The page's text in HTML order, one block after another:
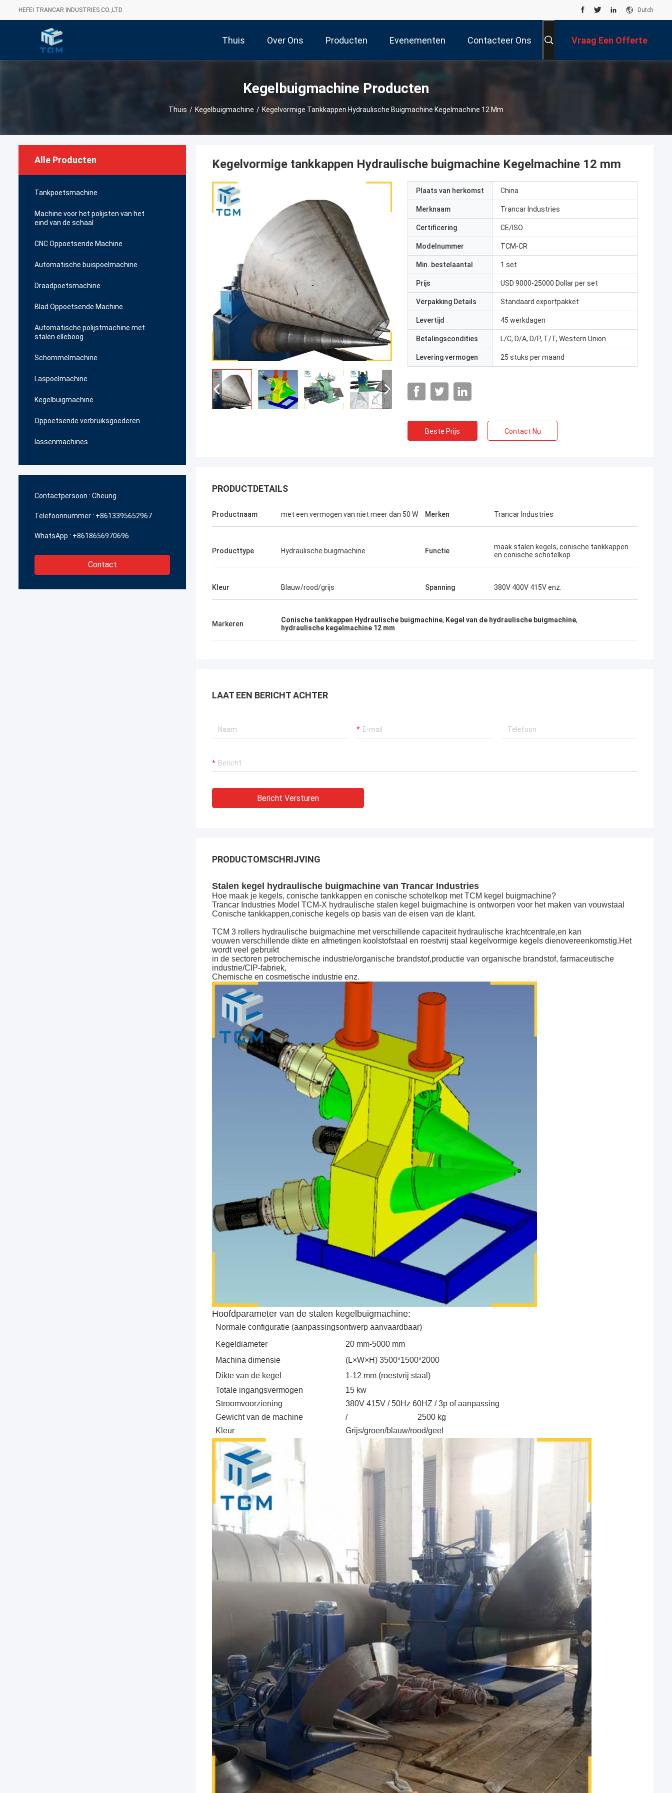
HEFEI TRANCAR INDUSTRIES CO.,LTD Dutch
Thuis Over Ons Producten Evenementen Contacteer Ons Vraag Een Offerte
Kegelbuigmachine Producten
Thuis / Kegelbuigmachine / Kegelvormige Tankkappen Hydraulische Buigmachine Kegelmachine 12 Mm
Alle Producten
Tankpoetsmachine
Machine voor het polijsten van het
eind van de schaal
CNC Oppoetsende Machine
Automatische buispoelmachine
Draadpoetsmachine
Blad Oppoetsende Machine
Automatische polijstmachine met
stalen elleboog
Schommelmachine
Laspoelmachine
Kegelbuigmachine
Oppoetsende verbruiksgoederen
lassenmachines
Contactpersoon : Cheung
Telefoonnummer : +8613395652967
WhatsApp : +8618656970696
Contact
Kegelvormige tankkappen Hydraulische buigmachine Kegelmachine 12 mm
Plaats van herkomst China
Merknaam Trancar Industries
Certificering CE/ISO
Modelnummer TCM-CR
Min. bestelaantal 1 set
Prijs USD 9000-25000 Dollar per set
Verpakking Details Standaard exportpakket
Levertijd 45 werkdagen
Betalingscondities L/C, D/A, D/P, T/T, Western Union
Levering vermogen 25 stuks per maand
Beste Prijs Contact Nu
PRODUCTDETAILS
Productnaam met een vermogen van niet meer dan 50 W Merken Trancar Industries
Producttype Hydraulische buigmachine Functie
maak stalen kegels, conische tankkappen
en conische schotelkop
Kleur Blauw/rood/grijs Spanning 380V 400V 415V enz.
Markeren Conische tankkappen Hydraulische buigmachine, Kegel van de hydraulische buigmachine,
hydraulische kegelmachine 12 mm
LAAT EEN BERICHT ACHTER
Bericht Versturen
PRODUCTOMSCHRIJVING
Stalen kegel hydraulische buigmachine van Trancar Industries
Hoe maak je kegels, conische tankkappen en conische schotelkop met TCM kegel buigmachine?
Trancar Industries Model TCM-X hydraulische stalen kegel buigmachine is ontworpen voor het maken van vouwstaal
Conische tankkappen,conische kegels op basis van de eisen van de klant.
TCM 3 rollers hydraulische buigmachine met verschillende capaciteit hydraulische krachtcentrale,en kan
vouwen verschillende dikte en afmetingen koolstofstaal en roestvrij staal kegelvormige kegels dienovereenkomstig.Het
wordt veel gebruikt
in de sectoren petrochemische industrie/organische brandstof,productie van organische brandstof, farmaceutische
industrie/CIP-fabriek,
Chemische en cosmetische industrie enz.
Hoofdparameter van de stalen kegelbuigmachine:
Normale configuratie (aanpassingsontwerp aanvaardbaar)
Kegeldiameter
20 mm-5000 mm
Machina dimensie
(L×W×H) 3500*1500*2000
Dikte van de kegel
1-12 mm (roestvrij staal)
Totale ingangsvermogen
15 kw
Stroomvoorziening
380V 415V / 50Hz 60HZ / 3p of aanpassing
Gewicht van de machine
/
2500 kg
Kleur
Grijs/groen/blauw/rood/geel